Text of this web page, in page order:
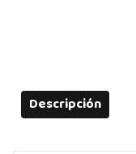
Descripción